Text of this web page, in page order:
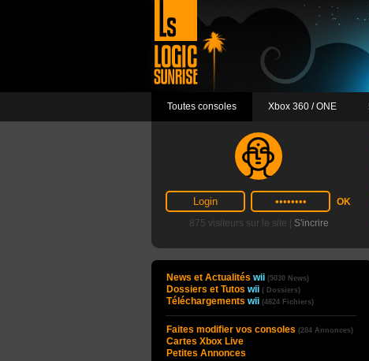
Toutes consoles Xbox 360 / ONE
875 visiteurs sur le site | S'incrire
News et Actualités wii (5030 News)
Dossiers et Tutos wii ( Dossiers)
Téléchargements wii (4824 Fichiers)
Faites modifier vos consoles (284 Annonces)
Cartes Xbox Live
Petites Annonces